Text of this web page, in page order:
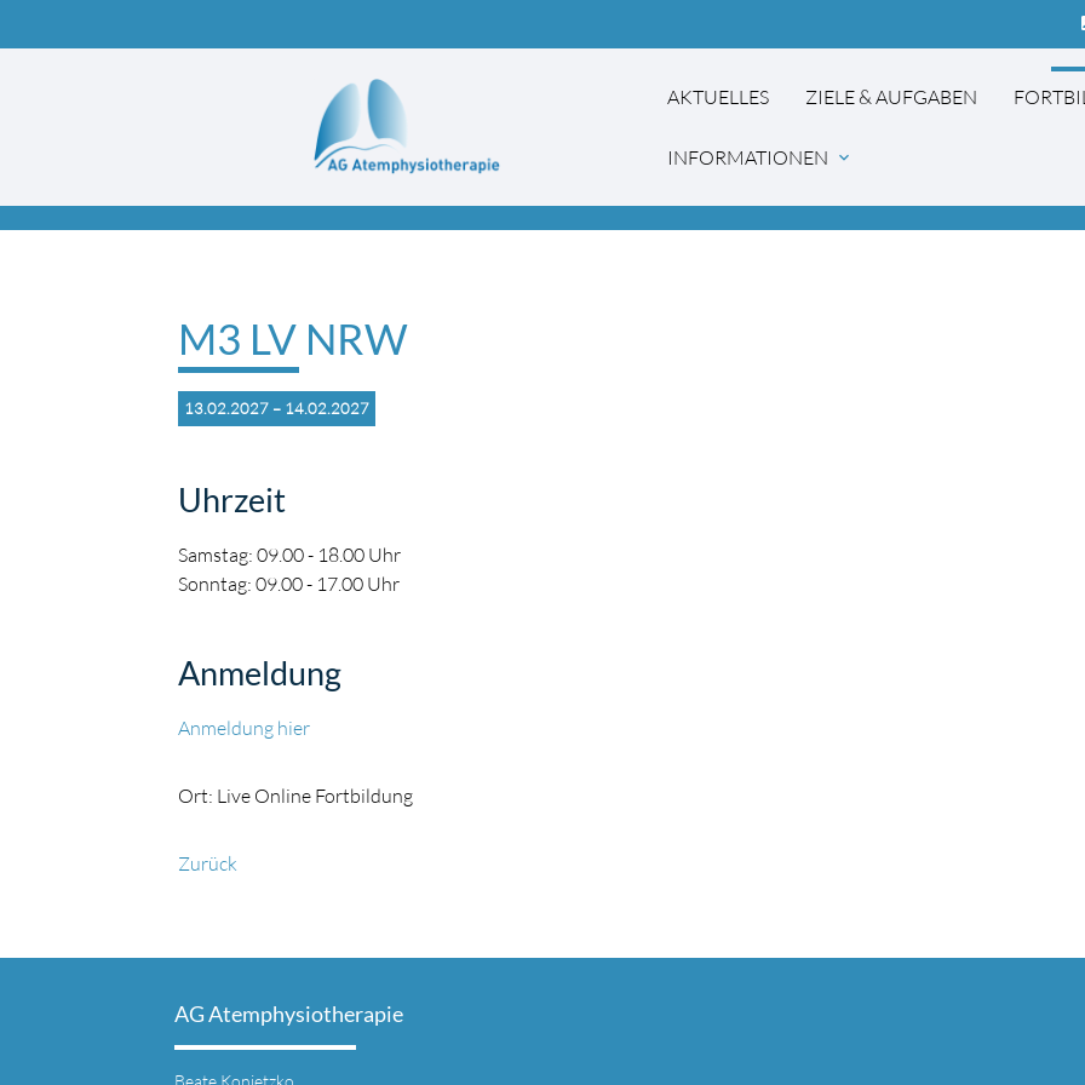
AKTUELLES ZIELE & AUFGABEN
INFORMATIONEN expand_more
Suchbegriffe
M3 LV NRW
13.02.2027 – 14.02.2027
Uhrzeit
Samstag: 09.00 - 18.00 Uhr
Sonntag: 09.00 - 17.00 Uhr
Anmeldung
Anmeldung hier
Ort: Live Online Fortbildung
Zurück
AG Atemphysiotherapie